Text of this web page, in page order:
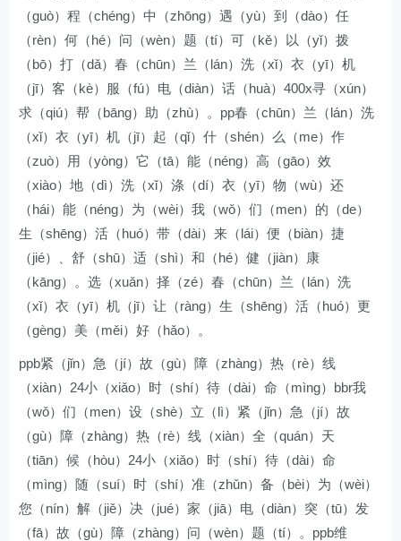
（guò）程（chéng）中（zhōng）遇（yù）到（dào）任
（rèn）何（hé）问（wèn）题（tí）可（kě）以（yǐ）拨
（bō）打（dǎ）春（chūn）兰（lán）洗（xǐ）衣（yī）机
（jī）客（kè）服（fú）电（diàn）话（huà）400x寻（xún）
求（qiú）帮（bāng）助（zhù）。pp春（chūn）兰（lán）洗
（xǐ）衣（yī）机（jī）起（qǐ）什（shén）么（me）作
（zuò）用（yòng）它（tā）能（néng）高（gāo）效
（xiào）地（dì）洗（xǐ）涤（dí）衣（yī）物（wù）还
（hái）能（néng）为（wèi）我（wǒ）们（men）的（de）
生（shēng）活（huó）带（dài）来（lái）便（biàn）捷
（jié）、舒（shū）适（shì）和（hé）健（jiàn）康
（kāng）。选（xuǎn）择（zé）春（chūn）兰（lán）洗
（xǐ）衣（yī）机（jī）让（ràng）生（shēng）活（huó）更
（gèng）美（měi）好（hǎo）。
ppb紧（jǐn）急（jí）故（gù）障（zhàng）热（rè）线
（xiàn）24小（xiǎo）时（shí）待（dài）命（mìng）bbr我
（wǒ）们（men）设（shè）立（lì）紧（jǐn）急（jí）故
（gù）障（zhàng）热（rè）线（xiàn）全（quán）天
（tiān）候（hòu）24小（xiǎo）时（shí）待（dài）命
（mìng）随（suí）时（shí）准（zhǔn）备（bèi）为（wèi）
您（nín）解（jiě）决（jué）家（jiā）电（diàn）突（tū）发
（fā）故（gù）障（zhàng）问（wèn）题（tí）。ppb维